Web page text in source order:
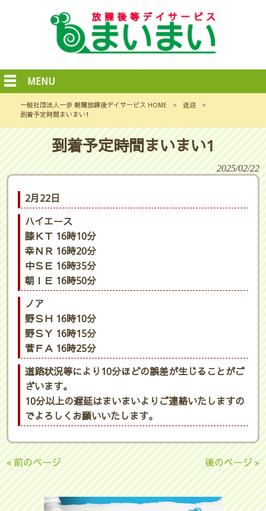
MENU
一般社団法人一歩 朝霞放課後デイサービス HOME > 送迎
>
到着予定時間まいまい1
到着予定時間まいまい1
2025/02/22
2月22日
ハイエース
膝ＫＴ 16時10分
幸ＮＲ 16時20分
中ＳＥ 16時35分
朝ＩＥ 16時50分
ノア
野ＳＨ 16時10分
野ＳＹ 16時15分
菅ＦＡ 16時25分
道路状況等により10分ほどの誤差が生じることがご
ざいます。
10分以上の遅延はまいまいよりご連絡いたしますの
でよろしくお願いいたします。
« 前のページ 後のページ »